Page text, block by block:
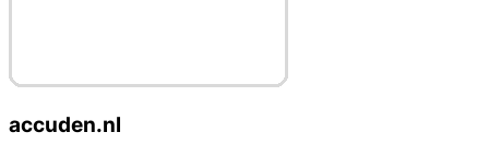
accuden.nl